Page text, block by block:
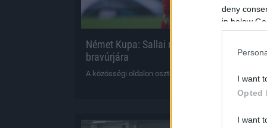
deny
in below
I want
Opted
I want
Német Kupa: Sallai reagált csapata
bravúrjára
A közösségi oldalon osztotta meg a gondolatait.